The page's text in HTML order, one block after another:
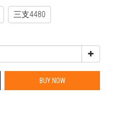
三支4480
BUY NOW